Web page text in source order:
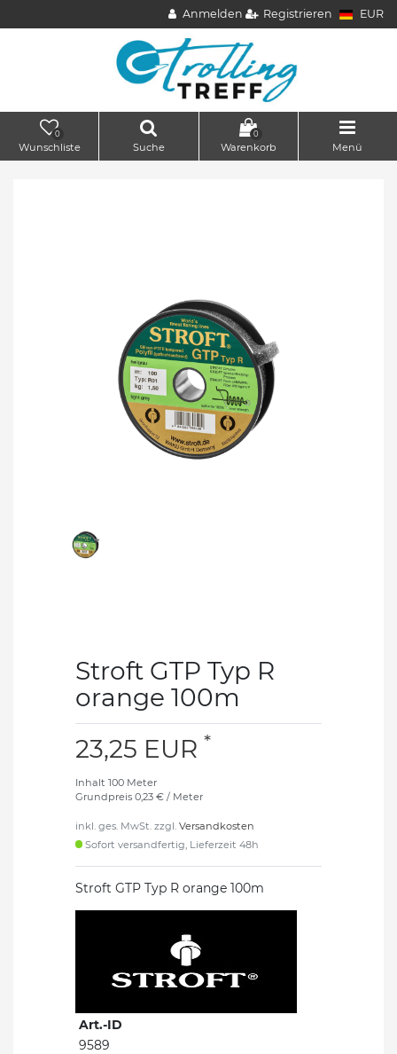
Anmelden Registrieren EUR
0
Wunschliste Suche
0
Warenkorb Menü
Stroft GTP Typ R
orange 100m
23,25 EUR *
Inhalt 100 Meter
Grundpreis 0,23 € / Meter
inkl. ges. MwSt. zzgl. Versandkosten
Sofort versandfertig, Lieferzeit 48h
Stroft GTP Typ R orange 100m
Art.-ID
9589